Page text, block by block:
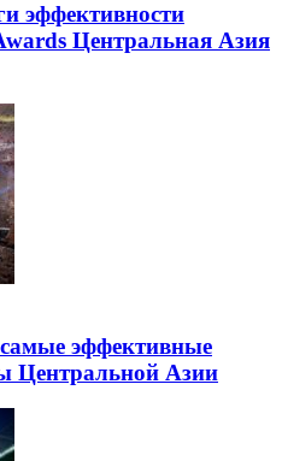
эффективности
Центральная Азия
эффективные
Центральной Азии